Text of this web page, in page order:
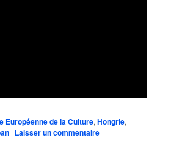
Européenne de la Culture, Hongrie,
| Laisser un commentaire